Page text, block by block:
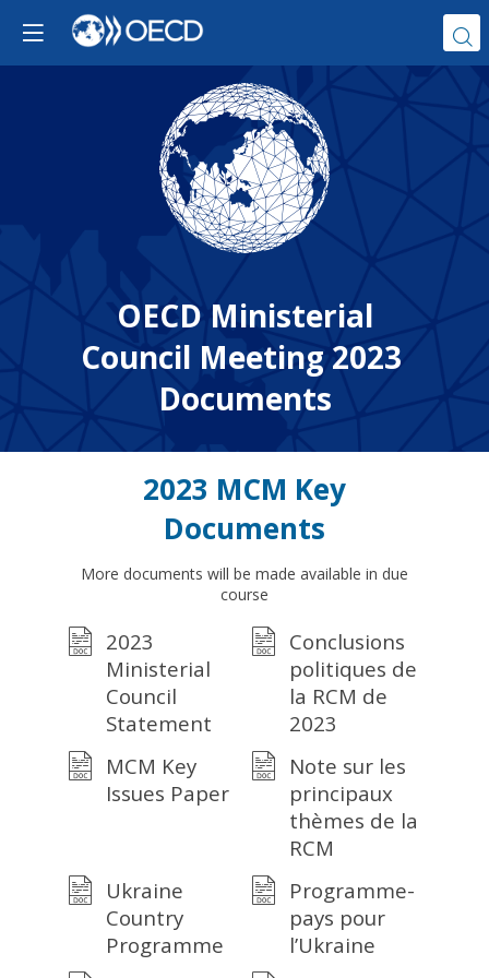
OECD Ministerial
Council Meeting 2023
Documents
2023 MCM Key
Documents
More documents will be made available in due
course
2023
Ministerial
Council
Statement
Conclusions
politiques de
la RCM de
2023
MCM Key
Issues Paper
Note sur les
principaux
thèmes de la
RCM
Ukraine
Country
Programme
Programme-
pays pour
l’Ukraine